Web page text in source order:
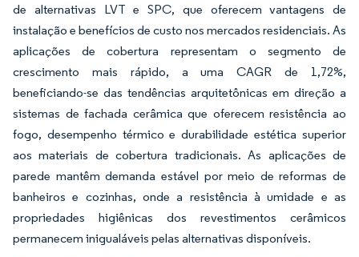
de alternativas LVT e SPC, que oferecem vantagens de
instalação e benefícios de custo nos mercados residenciais. As
aplicações de cobertura representam o segmento de
crescimento mais rápido, a uma CAGR de 1,72%,
beneficiando-se das tendências arquitetônicas em direção a
sistemas de fachada cerâmica que oferecem resistência ao
fogo, desempenho térmico e durabilidade estética superior
aos materiais de cobertura tradicionais. As aplicações de
parede mantêm demanda estável por meio de reformas de
banheiros e cozinhas, onde a resistência à umidade e as
propriedades higiênicas dos revestimentos cerâmicos
permanecem inigualáveis pelas alternativas disponíveis.